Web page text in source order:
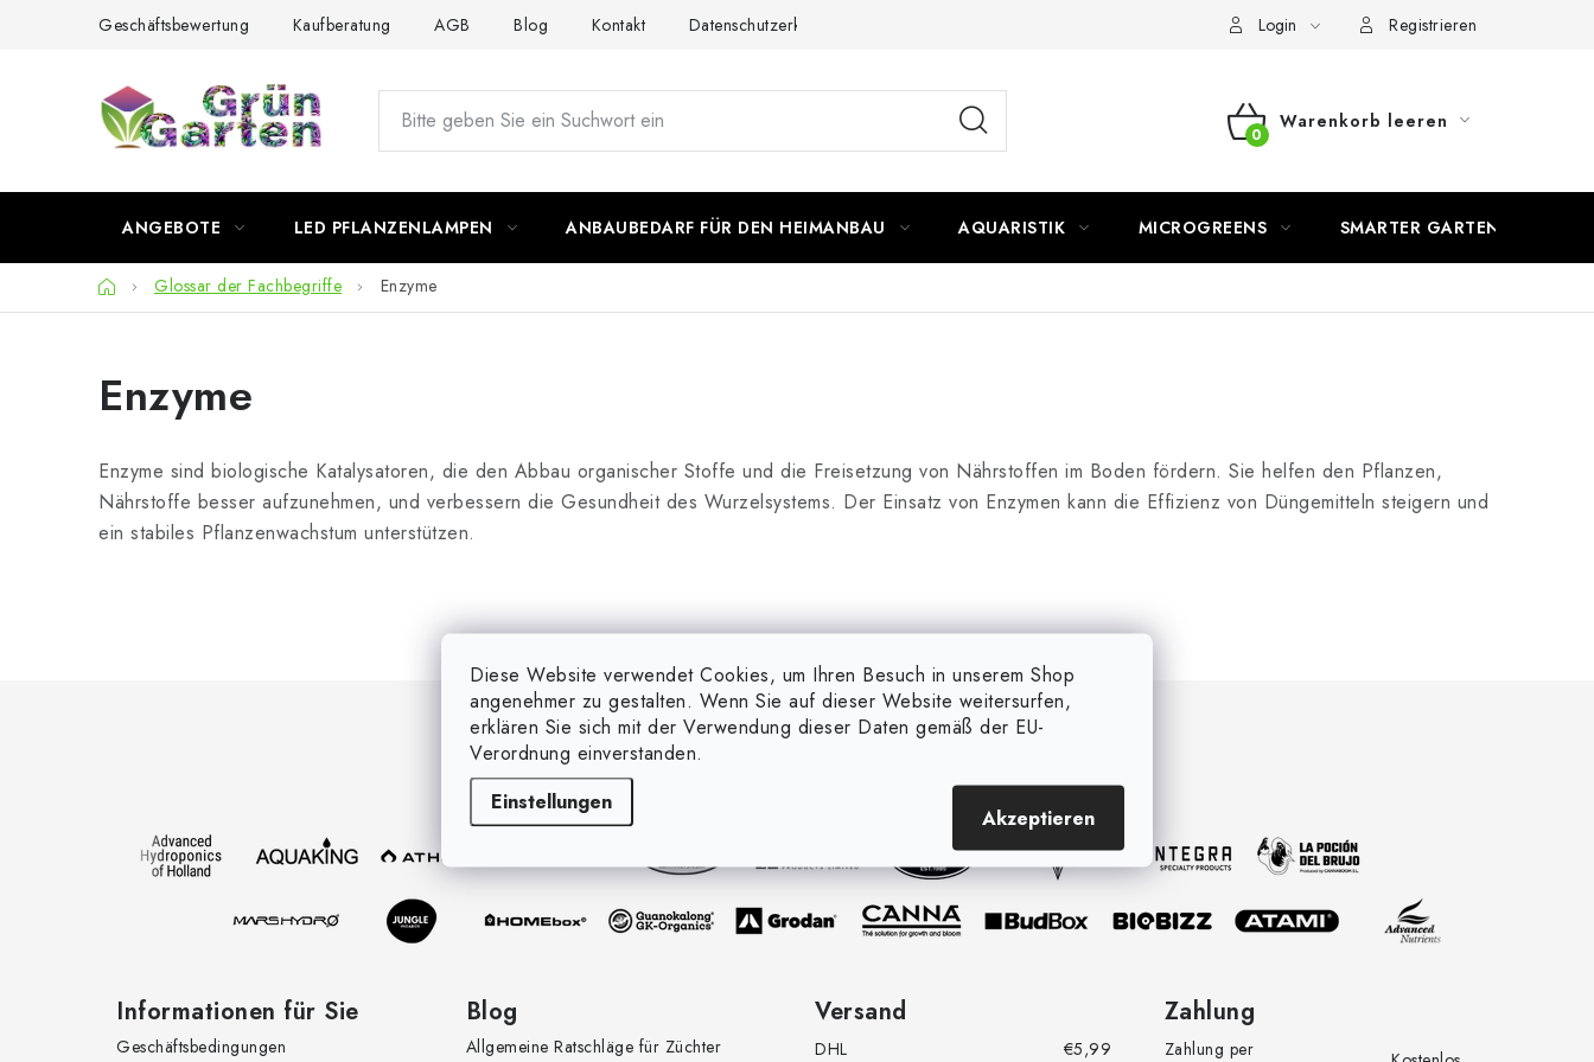
Diese Website verwendet Cookies, um Ihren Besuch in unserem Shop
angenehmer zu gestalten. Wenn Sie auf dieser Website weitersurfen,
erklären Sie sich mit der Verwendung dieser Daten gemäß der EU-
Verordnung einverstanden.
Einstellungen
Akzeptieren
Geschäftsbewertung Kaufberatung AGB Blog Kontakt Datenschutzerklärung Login Registrieren
WARENKORB
Warenkorb leeren
ANGEBOTE LED PFLANZENLAMPEN ANBAUBEDARF FÜR DEN HEIMANBAU AQUARISTIK MICROGREENS SMARTER GARTEN
StartseiteGlossar der Fachbegriffe Enzyme
Enzyme
Enzyme sind biologische Katalysatoren, die den Abbau organischer Stoffe und die Freisetzung von Nährstoffen im Boden fördern. Sie helfen den Pflanzen,
Nährstoffe besser aufzunehmen, und verbessern die Gesundheit des Wurzelsystems. Der Einsatz von Enzymen kann die Effizienz von Düngemitteln steigern und
ein stabiles Pflanzenwachstum unterstützen.
Marken, die wir verkaufen (und mehr...)
Informationen für Sie
Geschäftsbedingungen
Blog
Allgemeine Ratschläge für Züchter
Versand
DHL
€5,99
Zahlung
Zahlung per